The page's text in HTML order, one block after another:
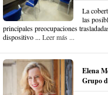
La
las
principales preocupaciones
dispositivo ... Leer más ...
Elena
Grupo